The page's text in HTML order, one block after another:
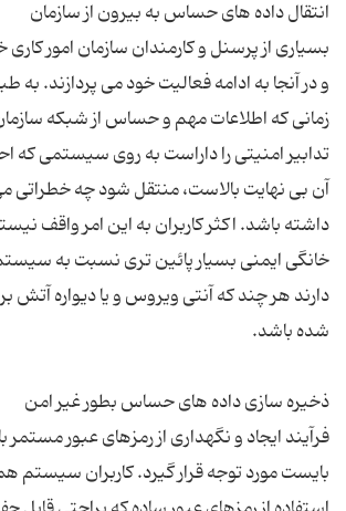
بسیاری از پرسنل و کارمندان سازمان امور کاری
و در آنجا به ادامه فعالیت خود می پردازند. به
زمانی که اطلاعات مهم و حساس از شبکه
تدابیر امنیتی را داراست به روی سیستمی که
آن بی نهایت بالاست، منتقل شود چه خطراتی
داشته باشد. اکثر کاربران به این امر واقف
خانگی ایمنی بسیار پائین تری نسبت به
دارند هر چند که آنتی ویروس و یا دیواره آتش
فرآیند ایجاد و نگهداری از رمزهای عبور مستمر
بایست مورد توجه قرار گیرد. کاربران سیستم